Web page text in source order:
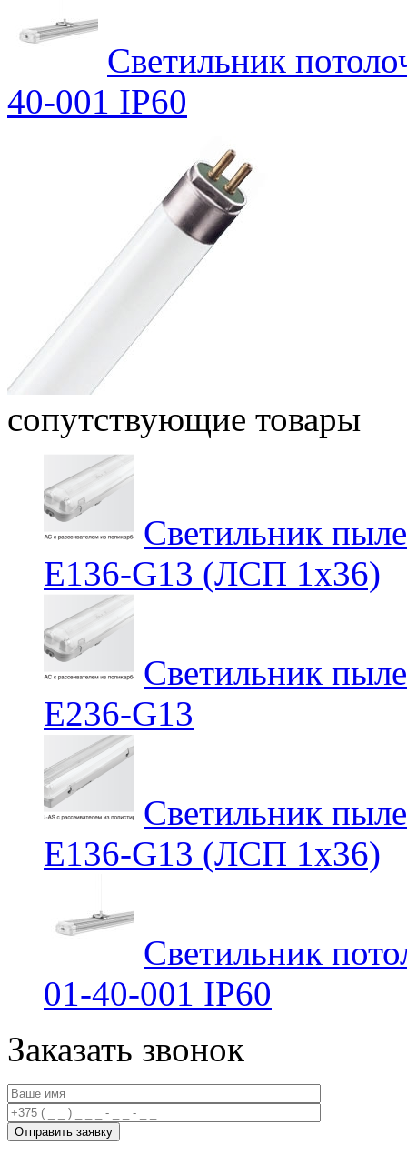
Светильник
40-001 IP60
сопутствующие товары
Светильник
E136-G13 (ЛСП 1х36)
Светильник
E236-G13
Светильник
E136-G13 (ЛСП 1х36)
Светильник
01-40-001 IP60
Заказать звонок